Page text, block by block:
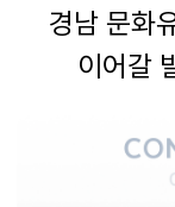
경남 문화
이어갈